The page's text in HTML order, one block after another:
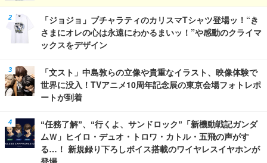
「ジョジョ」ブチャラティのカリスマTシャツ登場ッ！“き
さまにオレの心は永遠にわかるまいッ！”や感動のクライマ
ックスをデザイン
「文スト」中島敦らの立像や貴重なイラスト、映像体験で
世界に没入！TVアニメ10周年記念展の東京会場フォトレポ
ートが到着
“任務了解”、“行くよ、サンドロック”「新機動戦記ガンダ
ムＷ」ヒイロ・デュオ・トロワ・カトル・五飛の声がす
る…！ 新規録り下ろしボイス搭載のワイヤレスイヤホンが